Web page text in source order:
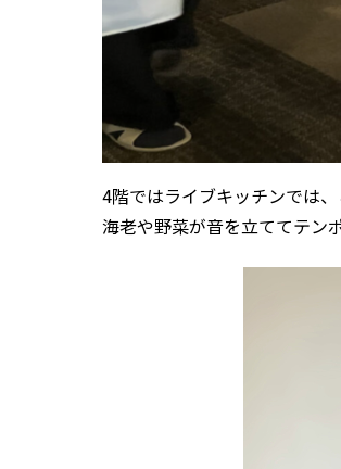
4階ではライブキッチンでは
海老や野菜が音を立ててテン